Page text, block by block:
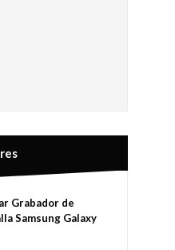
Grabador de
Samsung Galaxy